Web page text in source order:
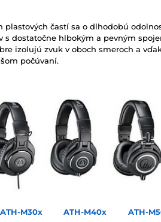
plastových častí sa o dlhodobú
s dostatočne hlbokým a pevným
izolujú zvuk v oboch smeroch a
počúvaní.
ATH-M30x ATH-M40x ATH-